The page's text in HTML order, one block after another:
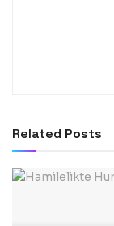
Related Posts